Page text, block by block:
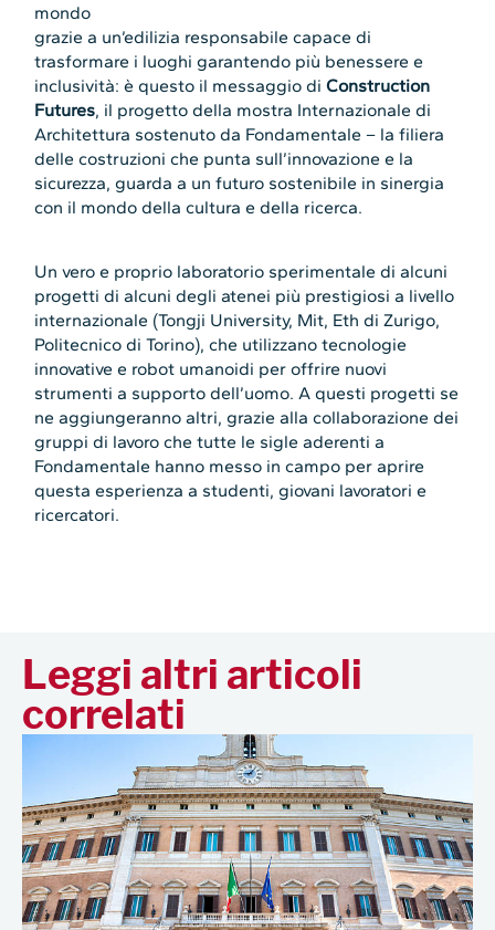
mondo
grazie a un’edilizia responsabile capace di
trasformare i luoghi garantendo più benessere e
inclusività: è questo il messaggio diConstruction
Futures, il progetto della mostra Internazionale di
Architettura sostenuto da Fondamentale – la filiera
delle costruzioni che punta sull’innovazione e la
sicurezza, guarda a un futuro sostenibile in sinergia
con il mondo della cultura e della ricerca.
Un vero e proprio laboratorio sperimentale di alcuni
progetti di alcuni degli atenei più prestigiosi a livello
internazionale (Tongji University, Mit, Eth di Zurigo,
Politecnico di Torino), che utilizzano tecnologie
innovative e robot umanoidi per offrire nuovi
strumenti a supporto dell’uomo. A questi progetti se
ne aggiungeranno altri, grazie alla collaborazione dei
gruppi di lavoro che tutte le sigle aderenti a
Fondamentale hanno messo in campo per aprire
questa esperienza a studenti, giovani lavoratori e
ricercatori.
Leggi altri articoli
correlati